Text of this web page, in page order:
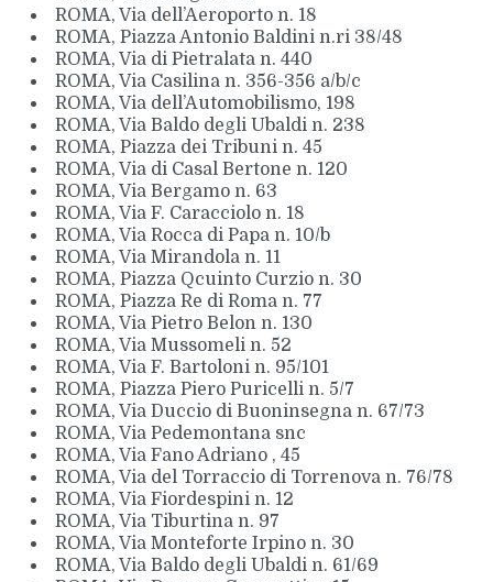
ROMA, Via dell’Aeroporto n. 18
ROMA, Piazza Antonio Baldini n.ri 38/48
ROMA, Via di Pietralata n. 440
ROMA, Via Casilina n. 356-356 a/b/c
ROMA, Via dell’Automobilismo, 198
ROMA, Via Baldo degli Ubaldi n. 238
ROMA, Piazza dei Tribuni n. 45
ROMA, Via di Casal Bertone n. 120
ROMA, Via Bergamo n. 63
ROMA, Via F. Caracciolo n. 18
ROMA, Via Rocca di Papa n. 10/b
ROMA, Via Mirandola n. 11
ROMA, Piazza Qcuinto Curzio n. 30
ROMA, Piazza Re di Roma n. 77
ROMA, Via Pietro Belon n. 130
ROMA, Via Mussomeli n. 52
ROMA, Via F. Bartoloni n. 95/101
ROMA, Piazza Piero Puricelli n. 5/7
ROMA, Via Duccio di Buoninsegna n. 67/73
ROMA, Via Pedemontana snc
ROMA, Via Fano Adriano , 45
ROMA, Via del Torraccio di Torrenova n. 76/78
ROMA, Via Fiordespini n. 12
ROMA, Via Tiburtina n. 97
ROMA, Via Monteforte Irpino n. 30
ROMA, Via Baldo degli Ubaldi n. 61/69